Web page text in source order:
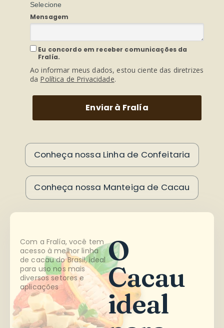
Selecione
Mensagem
Eu concordo em receber comunicações da
Fralía.
Ao informar meus dados, estou ciente das diretrizes
da Política de Privacidade.
Enviar à Fralía
Conheça nossa Linha de Confeitaria
Conheça nossa Manteiga de Cacau
O
Cacau
ideal
Com a Fralía, você tem
acesso à melhor linha
de cacau do Brasil, ideal
para uso nos mais
diversos setores e
aplicações